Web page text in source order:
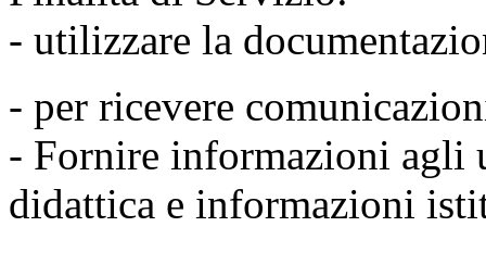
- utilizzare la
- per ricevere
- Fornire informazioni agli
didattica e informazioni